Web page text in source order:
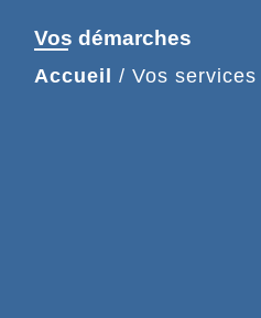
Vos démarches
Accueil / Vos services